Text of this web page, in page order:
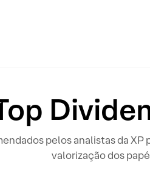
pelos analistas da
valorização dos